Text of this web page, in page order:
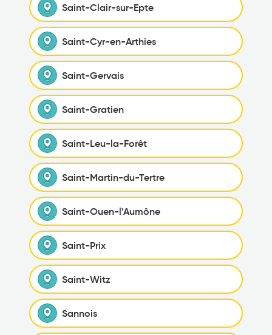
Saint-Clair-sur-Epte
Saint-Cyr-en-Arthies
Saint-Gervais
Saint-Gratien
Saint-Leu-la-Forêt
Saint-Martin-du-Tertre
Saint-Ouen-l'Aumône
Saint-Prix
Saint-Witz
Sannois